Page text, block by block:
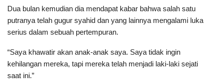
Dua bulan kemudian dia mendapat kabar bahwa salah satu
putranya telah gugur syahid dan yang lainnya mengalami luka
serius dalam sebuah pertempuran.
“Saya khawatir akan anak-anak saya. Saya tidak ingin
kehilangan mereka, tapi mereka telah menjadi laki-laki sejati
saat ini.”